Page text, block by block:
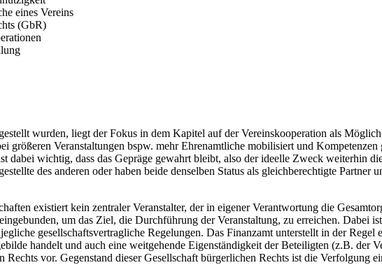
eines Vereins
(GbR)
wurden, liegt der Fokus in dem Kapitel auf der Vereinskooperation als
größeren Veranstaltungen bspw. mehr Ehrenamtliche mobilisiert und
dabei wichtig, dass das Gepräge gewahrt bleibt, also der ideelle Zweck weiterhin
des anderen oder haben beide denselben Status als gleichberechtigte
existiert kein zentraler Veranstalter, der in eigener Verantwortung die
um das Ziel, die Durchführung der Veranstaltung, zu erreichen. Dabei
gesellschaftsvertragliche Regelungen. Das Finanzamt unterstellt in der
handelt und auch eine weitgehende Eigenständigkeit der Beteiligten (z.B. der
vor. Gegenstand dieser Gesellschaft bürgerlichen Rechts ist die Verfolgung